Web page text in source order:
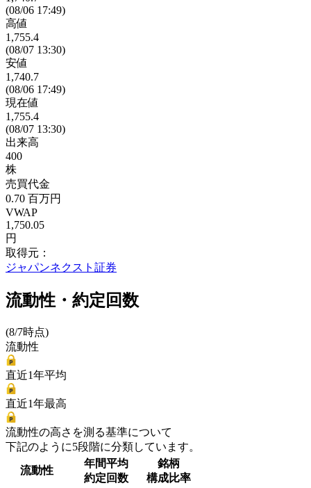
(08/06 17:49)
高値
1,755.4
(08/07 13:30)
安値
1,740.7
(08/06 17:49)
現在値
1,755.4
(08/07 13:30)
出来高
400
株
売買代金
0.70 百万円
VWAP
1,750.05
円
取得元：
ジャパンネクスト証券
流動性・約定回数
(8/7時点)
流動性
直近1年平均
直近1年最高
流動性の高さを測る基準について
下記のように5段階に分類しています。
流動性
年間平均
約定回数
銘柄
構成比率